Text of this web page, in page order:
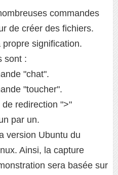
commandes
de créer des fichiers.
signification.
sont :
"chat".
"toucher".
redirection ">"
par un.
version Ubuntu du
Ainsi, la capture
sera basée sur